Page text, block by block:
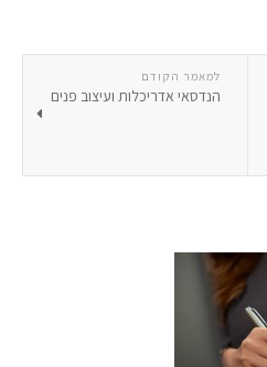
למאמר הקודם
הנדסאי אדריכלות ועיצוב פנים